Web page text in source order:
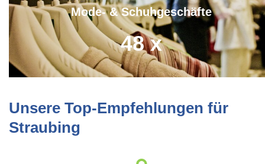
Mode- & Schuhgeschäfte
48 x
Unsere Top-Empfehlungen für
Straubing